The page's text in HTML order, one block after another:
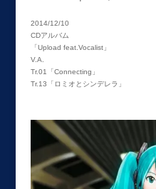
2014/12/10
CDアルバム
「Upload feat.Vocalist」
V.A.
Tr.01「Connecting」
Tr.13「ロミオとシンデレラ」